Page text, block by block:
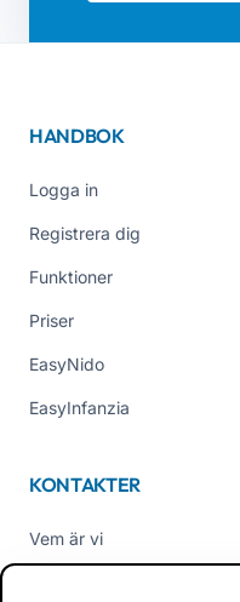
HANDBOK
Logga in
Registrera dig
Funktioner
Priser
EasyNido
EasyInfanzia
KONTAKTER
Vem är vi